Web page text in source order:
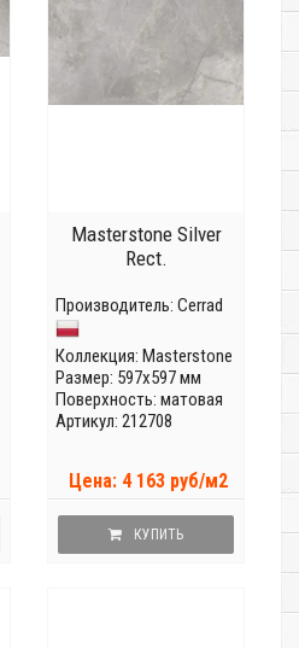
Masterstone Silver
Rect.
Производитель: Cerrad
Коллекция: Masterstone
Размер: 597x597 мм
Поверхность: матовая
Артикул: 212708
Цена: 4 163 руб/м2
КУПИТЬ